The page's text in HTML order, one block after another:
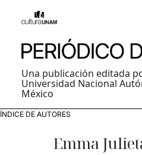
Una publicación editada
Universidad Nacional
México
ÍNDICE DE AUTORES
Emma